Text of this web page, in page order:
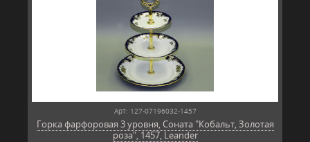
Арт: 127-07196032-1457
Горка фарфоровая 3 уровня, Соната "Кобальт, Золотая
роза", 1457, Leander